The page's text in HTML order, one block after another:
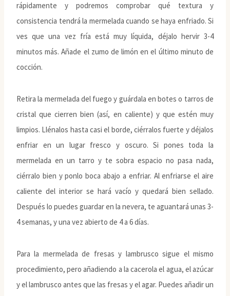
rápidamente y podremos comprobar qué textura y
consistencia tendrá la mermelada cuando se haya enfriado. Si
ves que una vez fría está muy líquida, déjalo hervir 3-4
minutos más. Añade el zumo de limón en el último minuto de
cocción.
Retira la mermelada del fuego y guárdala en botes o tarros de
cristal que cierren bien (así, en caliente) y que estén muy
limpios. Llénalos hasta casi el borde, ciérralos fuerte y déjalos
enfriar en un lugar fresco y oscuro. Si pones toda la
mermelada en un tarro y te sobra espacio no pasa nada,
ciérralo bien y ponlo boca abajo a enfriar. Al enfriarse el aire
caliente del interior se hará vacío y quedará bien sellado.
Después lo puedes guardar en la nevera, te aguantará unas 3-
4 semanas, y una vez abierto de 4 a 6 días.
Para la mermelada de fresas y lambrusco sigue el mismo
procedimiento, pero añadiendo a la cacerola el agua, el azúcar
y el lambrusco antes que las fresas y el agar. Puedes añadir un